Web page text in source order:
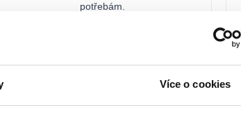
Více o cookies
potřebám.